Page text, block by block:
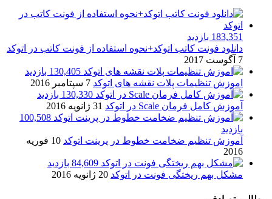
183,351 بازدید
دانلود فونت کاتب اتوکد+نحوه استفاده از فونت کاتب در اتوکد
7 آگوست 2017
130,405 بازدید
اموزش تنظیمات پلات نقشه های اتوکد 7 سپتامبر 2016
130,330 بازدید
آموزش کامل فرمان Scale در اتوکد
31 ژانویه 2016
100,508
بازدید
آموزش تنظیم ضخامت خطوط در پرینت اتوکد
10 فوریه
2016
84,609 بازدید
مشکل بهم ریختگی فونت در اتوکد 20 ژانویه 2016